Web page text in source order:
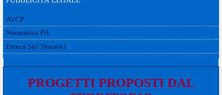
AVCP
Normativa PA
Elenco Siti Tematici
PROGETTI PROPOSTI DAL